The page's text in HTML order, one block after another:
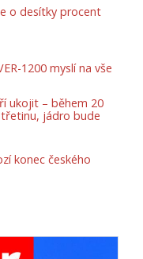
o desítky procent
1200 myslí na vše
ukojit – během 20
jádro bude
konec českého